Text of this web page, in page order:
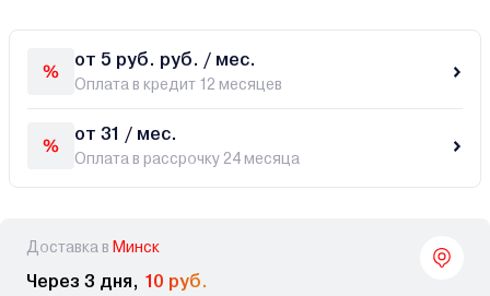
от 5 руб. руб. / мес.
Оплата в кредит 12 месяцев
от 31 / мес.
Оплата в рассрочку 24 месяца
Доставка в Минск
Через 3 дня, 10 руб.